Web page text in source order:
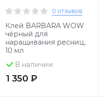
0 отзывов
Клей BARBARA WOW
чёрный для
наращивания ресниц,
10 мл
В наличии
1 350 ₽